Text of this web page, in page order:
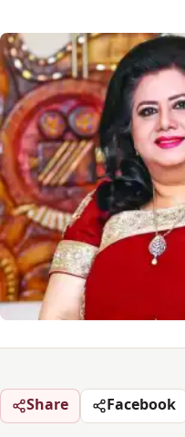
Share Facebook